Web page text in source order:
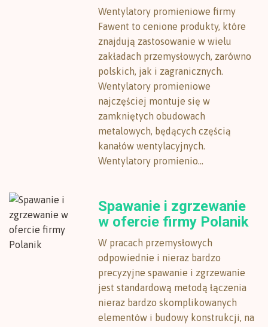
Wentylatory promieniowe firmy
Fawent to cenione produkty, które
znajdują zastosowanie w wielu
zakładach przemysłowych, zarówno
polskich, jak i zagranicznych.
Wentylatory promieniowe
najczęściej montuje się w
zamkniętych obudowach
metalowych, będących częścią
kanałów wentylacyjnych.
Wentylatory promienio...
Spawanie i zgrzewanie
w ofercie firmy Polanik
W pracach przemysłowych
odpowiednie i nieraz bardzo
precyzyjne spawanie i zgrzewanie
jest standardową metodą łączenia
nieraz bardzo skomplikowanych
elementów i budowy konstrukcji, na